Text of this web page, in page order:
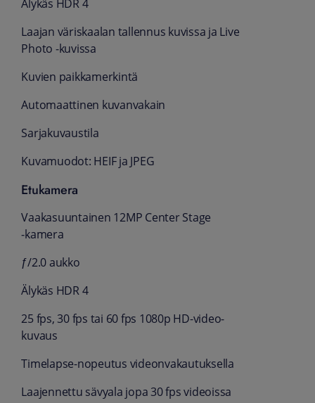
Älykäs HDR 4
­Laajan väri­skaalan tallennus kuvissa ja Live
Photo ‑kuvissa
Kuvien paikka­merkintä
Automaattinen kuvan­vakain
Sarja­kuvaus­tila
Kuva­muodot: HEIF ja JPEG
Etukamera
Vaaka­suuntainen 12MP Center Stage
‑kamera
ƒ/2.0 aukko
Älykäs HDR 4
25 fps, 30 fps tai 60 fps 1080p HD-video­
kuvaus
Timelapse-nopeutus videon­vakautuksella
Laajennettu sävy­ala jopa 30 fps videoissa